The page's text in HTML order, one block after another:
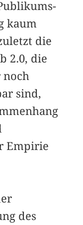
kaum
die
2.0, die
sind,
Empirie
des